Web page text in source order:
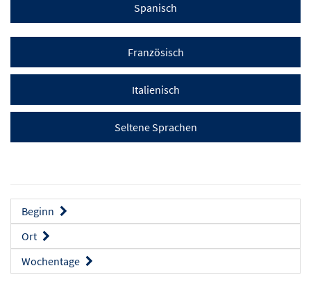
Spanisch
Französisch
Italienisch
Seltene Sprachen
Beginn
Ort
Wochentage